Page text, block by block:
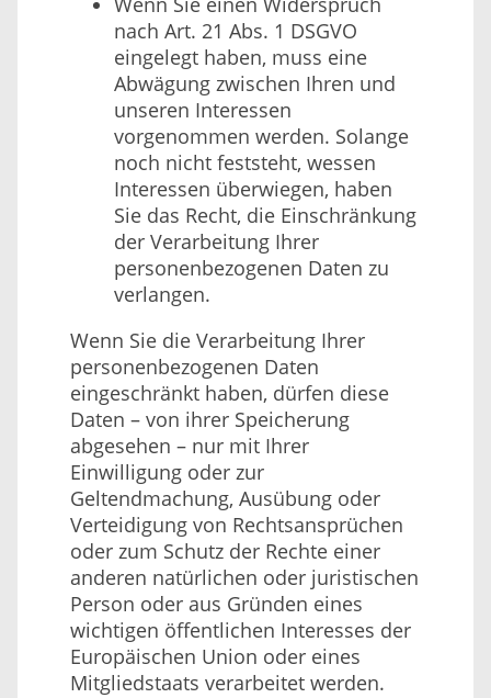
nach Art. 21 Abs. 1 DSGVO
eingelegt haben, muss eine
Abwägung zwischen Ihren und
unseren Interessen
vorgenommen werden. Solange
noch nicht feststeht, wessen
Interessen überwiegen, haben
Sie das Recht, die Einschränkung
der Verarbeitung Ihrer
personenbezogenen Daten zu
verlangen.
Wenn Sie die Verarbeitung Ihrer
personenbezogenen Daten
eingeschränkt haben, dürfen diese
Daten – von ihrer Speicherung
abgesehen – nur mit Ihrer
Einwilligung oder zur
Geltendmachung, Ausübung oder
Verteidigung von Rechtsansprüchen
oder zum Schutz der Rechte einer
anderen natürlichen oder juristischen
Person oder aus Gründen eines
wichtigen öffentlichen Interesses der
Europäischen Union oder eines
Mitgliedstaats verarbeitet werden.